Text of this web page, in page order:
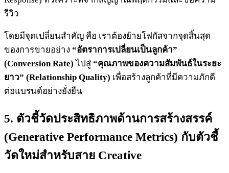
รีวิว
โดยมีจุดเปลี่ยนสำคัญ คือ เราต้องย้ายโฟกัสจากจุดสิ้นสุด
ของการขายอย่าง “อัตราการเปลี่ยนเป็นลูกค้า”
(Conversion Rate) ไปสู่ “คุณภาพของความสัมพันธ์ในระยะ
ยาว” (Relationship Quality) เพื่อสร้างลูกค้าที่มีความภักดี
ต่อแบรนด์อย่างยั่งยืน
5. ตัวชี้วัดประสิทธิภาพด้านการสร้างสรรค์
(Generative Performance Metrics) กับตัวชี้
วัดใหม่สำหรับสาย Creative